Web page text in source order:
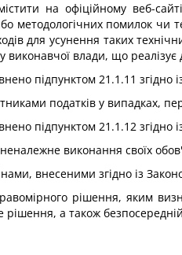
на офіційному веб-
методологічних помилок чи
для усунення таких
виконавчої влади, що
підпунктом 21.1.11 згідно
податків у випадках,
підпунктом 21.1.12 згідно
виконання своїх
внесеними згідно із
рішення, яким
а також безпосередній